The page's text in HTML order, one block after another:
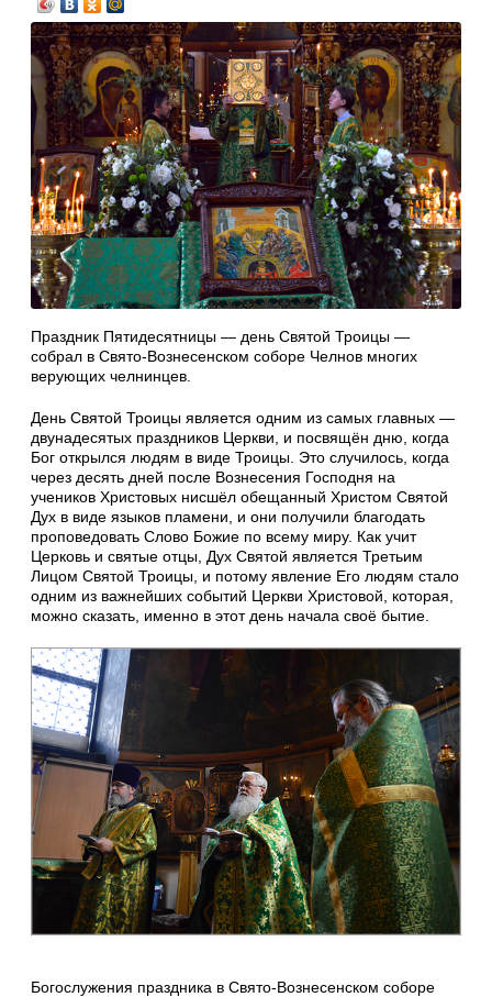
Праздник Пятидесятницы — день Святой Троицы —
собрал в Свято-Вознесенском соборе Челнов многих
верующих челнинцев.
День Святой Троицы является одним из самых главных —
двунадесятых праздников Церкви, и посвящён дню, когда
Бог открылся людям в виде Троицы. Это случилось, когда
через десять дней после Вознесения Господня на
учеников Христовых нисшёл обещанный Христом Святой
Дух в виде языков пламени, и они получили благодать
проповедовать Слово Божие по всему миру. Как учит
Церковь и святые отцы, Дух Святой является Третьим
Лицом Святой Троицы, и потому явление Его людям стало
одним из важнейших событий Церкви Христовой, которая,
можно сказать, именно в этот день начала своё бытие.
Богослужения праздника в Свято-Вознесенском соборе